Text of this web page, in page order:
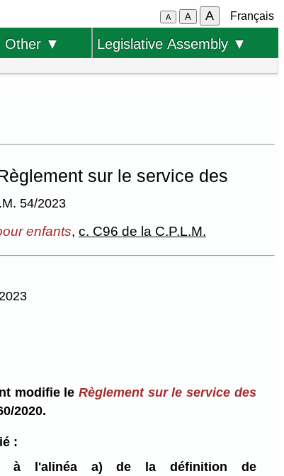
A A A Français
Other ▼ Legislative Assembly ▼
sur le service des
54/2023
enfants, c. C96 de la C.P.L.M.
modifie le Règlement sur le service des
2020.
:
à l'alinéa a) de la définition de